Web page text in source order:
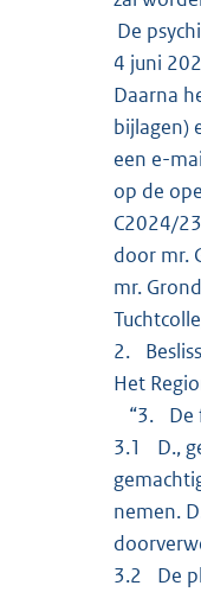
De
4 juni
Daarna
bijlagen)
een e-
op de
C2024/
door mr.
mr.
2.
Het
“3. De
3.1 D.,
nemen.
3.2 De